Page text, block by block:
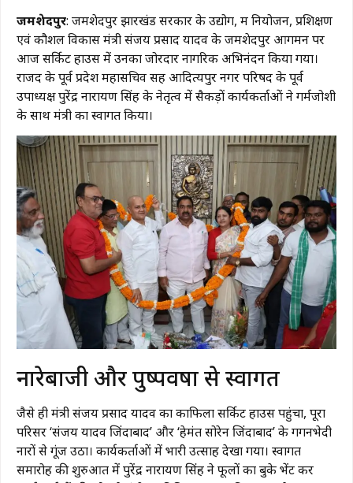
जमशेदपुर: जमशेदपुर झारखंड सरकार के उद्योग, श्रम नियोजन, प्रशिक्षण
एवं कौशल विकास मंत्री संजय प्रसाद यादव के जमशेदपुर आगमन पर
आज सर्किट हाउस में उनका जोरदार नागरिक अभिनंदन किया गया।
राजद के पूर्व प्रदेश महासचिव सह आदित्यपुर नगर परिषद के पूर्व
उपाध्यक्ष पुरेंद्र नारायण सिंह के नेतृत्व में सैकड़ों कार्यकर्ताओं ने गर्मजोशी
के साथ मंत्री का स्वागत किया।
​नारेबाजी और पुष्पवर्षा से स्वागत
जैसे ही मंत्री संजय प्रसाद यादव का काफिला सर्किट हाउस पहुंचा, पूरा
परिसर ‘संजय यादव जिंदाबाद’ और ‘हेमंत सोरेन जिंदाबाद’ के गगनभेदी
नारों से गूंज उठा। कार्यकर्ताओं में भारी उत्साह देखा गया। स्वागत
समारोह की शुरुआत में पुरेंद्र नारायण सिंह ने फूलों का बुके भेंट कर